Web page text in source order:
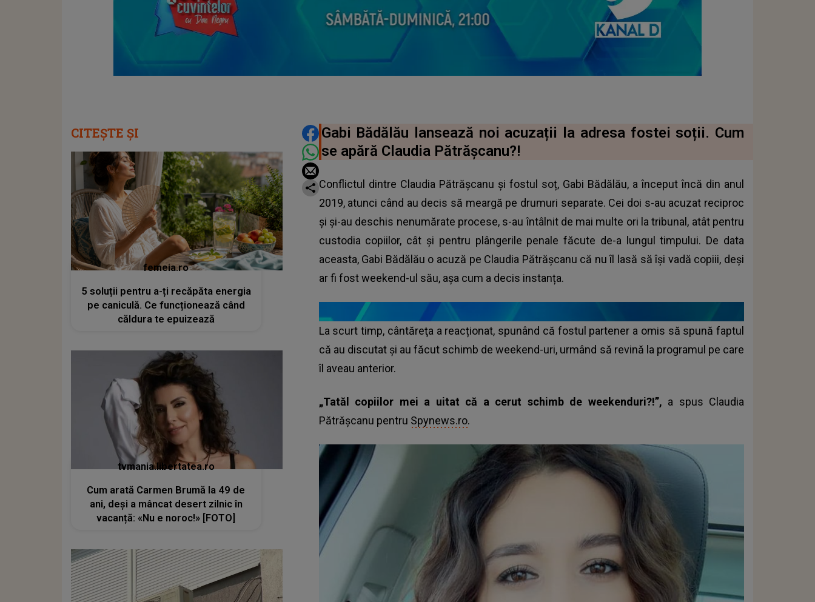
DISTRIBUIE ARTICOLUL
Gabi Bădălău lansează noi acuzații la adresa fostei soții. Cum
se apără Claudia Pătrășcanu?!
Conflictul dintre Claudia Pătrășcanu și fostul soț, Gabi Bădălău, a început încă din anul
2019, atunci când au decis să meargă pe drumuri separate. Cei doi s-au acuzat reciproc
și și-au deschis nenumărate procese, s-au întâlnit de mai multe ori la tribunal, atât pentru
custodia copiilor, cât și pentru plângerile penale făcute de-a lungul timpului. De data
aceasta, Gabi Bădălău o acuză pe Claudia Pătrășcanu că nu îl lasă să își vadă copiii, deși
ar fi fost weekend-ul său, așa cum a decis instanța.
La scurt timp, cântăreţa a reacționat, spunând că fostul partener a omis să spună faptul
că au discutat și au făcut schimb de weekend-uri, urmând să revină la programul pe care
îl aveau anterior.
„Tatăl copiilor mei a uitat că a cerut schimb de weekenduri?!”, a spus Claudia
Pătrășcanu pentru Spynews.ro.
CITEȘTE ȘI
femeia.ro
5 soluții pentru a-ți recăpăta energia
pe caniculă. Ce funcționează când
căldura te epuizează
tvmania.libertatea.ro
Cum arată Carmen Brumă la 49 de
ani, deși a mâncat desert zilnic în
vacanță: «Nu e noroc!» [FOTO]